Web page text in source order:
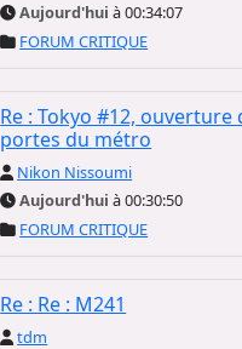
Aujourd'hui à 00:34:07
FORUM CRITIQUE
Re : Tokyo #12, ouverture
portes du métro
Nikon Nissoumi
Aujourd'hui à 00:30:50
FORUM CRITIQUE
Re : Re : M241
tdm